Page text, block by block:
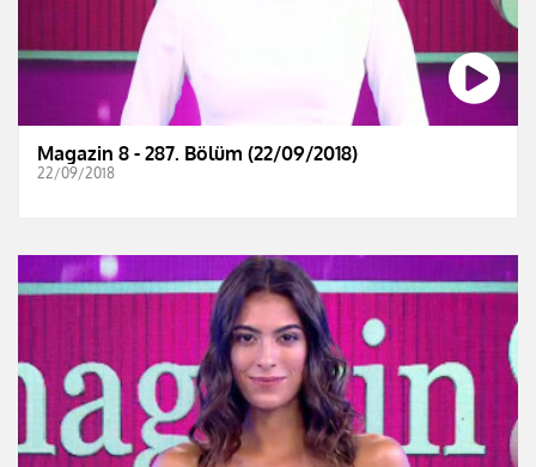
Magazin 8 - 287. Bölüm (22/09/2018)
22/09/2018